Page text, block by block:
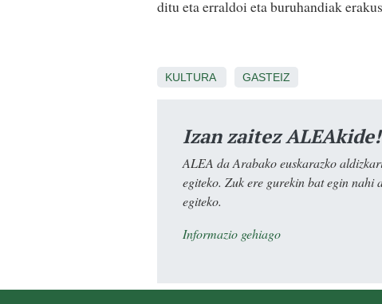
ditu eta erraldoi eta buruhandiak
KULTURA GASTEIZ
Izan zaitez ALEAkide!
ALEA da Arabako euskarazko
egiteko. Zuk ere gurekin bat egin
egiteko.
Informazio gehiago